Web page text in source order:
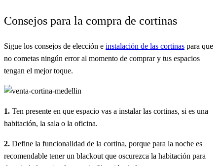
Consejos para la compra de cortinas
Sigue los consejos de elección e instalación de las cortinas para que
no cometas ningún error al momento de comprar y tus espacios
tengan el mejor toque.
1. Ten presente en que espacio vas a instalar las cortinas, si es una
habitación, la sala o la oficina.
2. Define la funcionalidad de la cortina, porque para la noche es
recomendable tener un blackout que oscurezca la habitación para